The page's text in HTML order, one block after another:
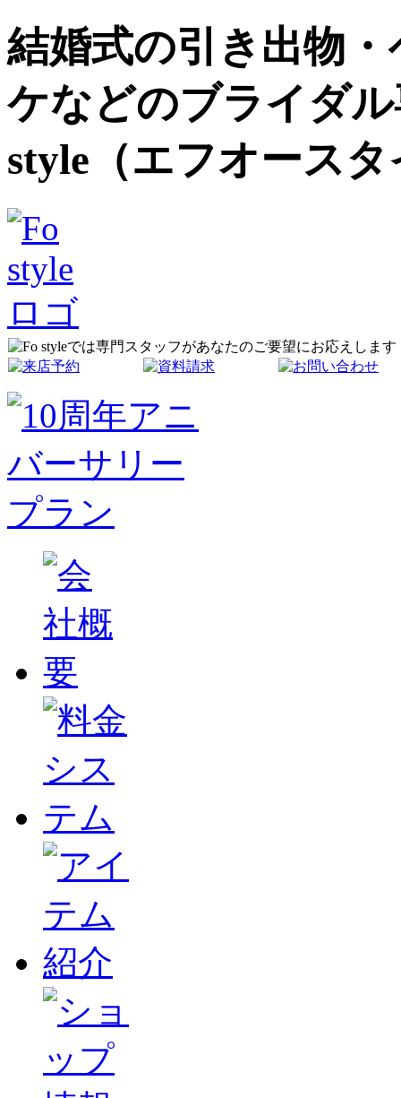
結婚式の引き出物
ケなどのブライダ
style（エフオース